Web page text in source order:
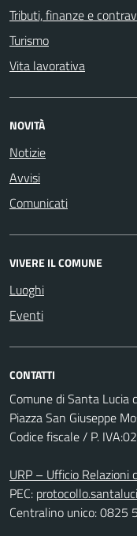
Tributi, finanze e
Turismo
Vita lavorativa
NOVITÀ
Notizie
Avvisi
Comunicati
VIVERE IL COMUNE
Luoghi
Eventi
CONTATTI
Comune di Santa Lucia
Piazza San Giuseppe
Codice fiscale / P.
URP – Ufficio Relazioni
PEC:
Centralino unico: 0825